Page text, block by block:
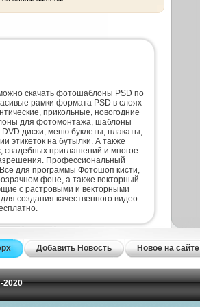
скачать фотошаблоны PSD по
рамки формата PSD в слоях
прикольные, новогодние
для фотомонтажа, шаблоны
диски, меню буклеты, плакаты,
этикеток на бутылки. А также
свадебных приглашений и многое
Профессиональный
для программы Фотошоп кисти,
фоне, а также векторный
с растровыми и векторными
создания качественного видео
Добавить Новость Новое на сайте
2020